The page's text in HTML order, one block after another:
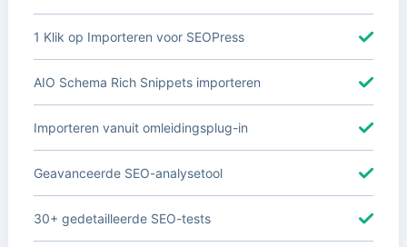
1 Klik op Importeren voor SEOPress
AIO Schema Rich Snippets importeren
Importeren vanuit omleidingsplug-in
Geavanceerde SEO-analysetool
30+ gedetailleerde SEO-tests